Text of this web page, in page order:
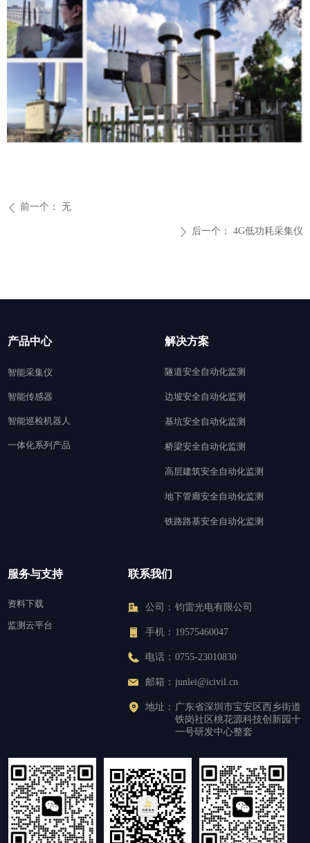
ꄴ 前一个： 无
ꄲ 后一个： 4G低功耗采集仪
产品中心
智能采集仪
智能传感器
智能巡检机器人
一体化系列产品
解决方案
隧道安全自动化监测
边坡安全自动化监测
基坑安全自动化监测
桥梁安全自动化监测
高层建筑安全自动化监测
地下管廊安全自动化监测
铁路路基安全自动化监测
服务与支持
资料下载
监测云平台
公司： 钧雷光电有限公司
手机： 19575460047
电话： 0755-23010830
邮箱： junlei@icivil.cn
地址： 广东省深圳市宝安区西乡街道
铁岗社区桃花源科技创新园十
一号研发中心整套
联系我们